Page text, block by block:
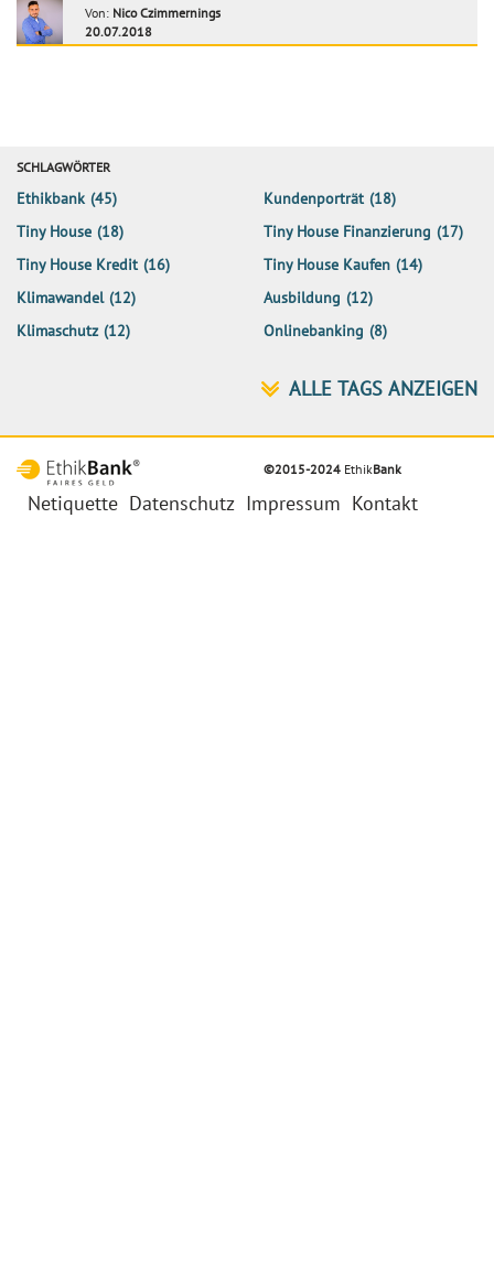
Von: Nico Czimmernings
20.07.2018
SCHLAGWÖRTER
Ethikbank (45) Kundenporträt (18)
Tiny House (18) Tiny House Finanzierung (17)
Tiny House Kredit (16) Tiny House Kaufen (14)
Klimawandel (12) Ausbildung (12)
Klimaschutz (12) Onlinebanking (8)
©2015-2024 EthikBank
Netiquette Datenschutz Impressum Kontakt